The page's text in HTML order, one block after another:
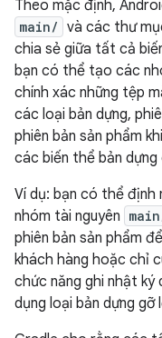
Theo mặc định,
main/ và các thư
chia sẻ giữa tất cả
bạn có thể tạo các
chính xác những tệp
các loại bản dựng,
phiên bản sản phẩm
các biến thể bản
Ví dụ: bạn có thể định
nhóm tài nguyên
phiên bản sản phẩm
khách hàng hoặc chỉ
chức năng ghi nhật ký
dụng loại bản dựng gỡ